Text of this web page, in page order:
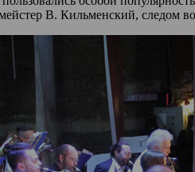
В. Кильменский, следом